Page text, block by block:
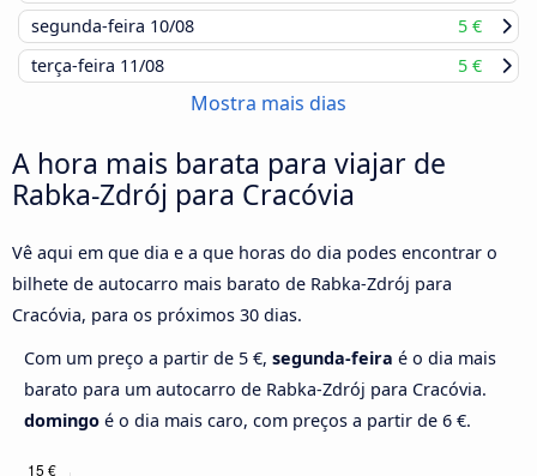
segunda-feira 10/08
5 €
terça-feira 11/08 5 €
Mostra mais dias
A hora mais barata para viajar de
Rabka-Zdrój para Cracóvia
Vê aqui em que dia e a que horas do dia podes encontrar o
bilhete de autocarro mais barato de Rabka-Zdrój para
Cracóvia, para os próximos 30 dias.
Com um preço a partir de 5 €, segunda-feira é o dia mais
barato para um autocarro de Rabka-Zdrój para Cracóvia.
domingo é o dia mais caro, com preços a partir de 6 €.